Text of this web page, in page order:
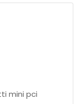
mini pci